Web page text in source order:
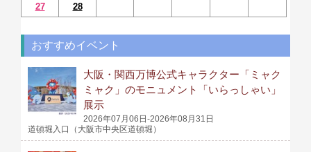
27
28
おすすめイベント
大阪・関西万博公式キャラクター「ミャク
ミャク」のモニュメント「いらっしゃい」
展示
2026年07月06日-2026年08月31日
道頓堀入口（大阪市中央区道頓堀）